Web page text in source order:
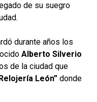
de su suegro
durante años los
Alberto Silverio
de la ciudad que
León” donde